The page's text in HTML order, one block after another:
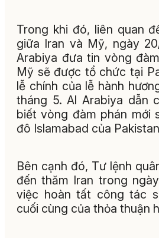
Trong khi đó, liên quan
giữa Iran và Mỹ, ngày
Arabiya đưa tin vòng
Mỹ sẽ được tổ chức tại
lễ chính của lễ hành
tháng 5. Al Arabiya dẫn
biết vòng đàm phán mới
đô Islamabad của
Bên cạnh đó, Tư lệnh
đến thăm Iran trong
việc hoàn tất công tác
cuối cùng của thỏa thuận